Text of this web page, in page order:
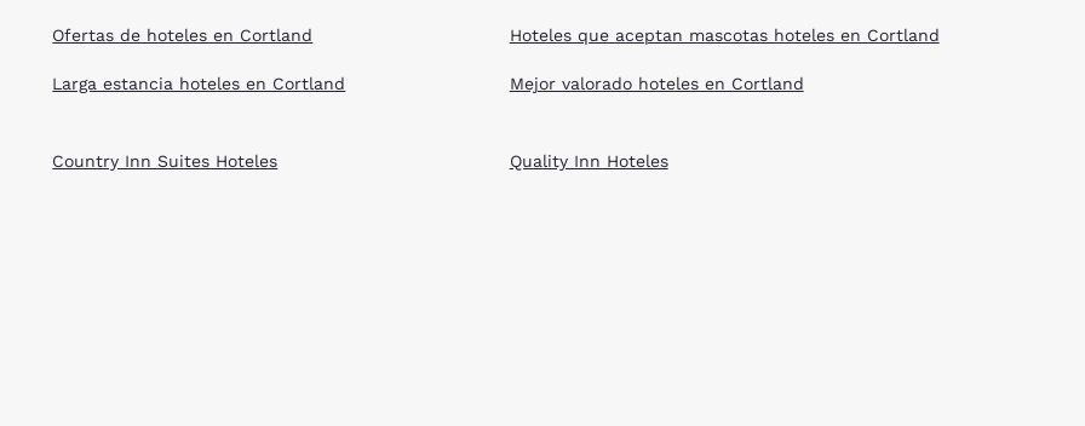
Ofertas de hoteles en Cortland
Larga estancia hoteles en Cortland
Hoteles que aceptan mascotas hoteles en Cortland
Mejor valorado hoteles en Cortland
Country Inn Suites Hoteles Quality Inn Hoteles